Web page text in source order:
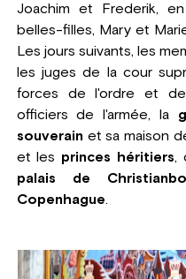
Joachim et Frederik,
belles-filles, Mary et
Les jours suivants, les
les juges de la cour
forces de l'ordre et
officiers de l'armée, la
souverain et sa maison
et les princes héritiers,
palais de
Copenhague.